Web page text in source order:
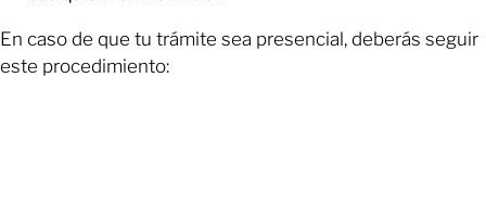
En caso de que tu trámite sea presencial, deberás seguir
este procedimiento: